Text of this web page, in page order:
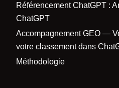
Référencement ChatGPT :
ChatGPT
Accompagnement GEO —
votre classement dans
Méthodologie